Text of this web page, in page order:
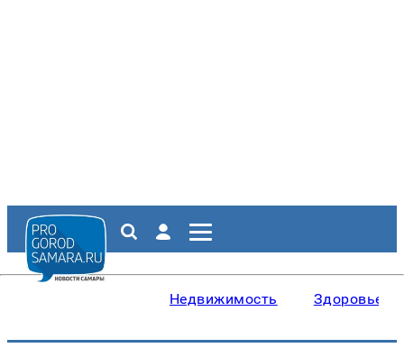
Недвижимость Здоровье